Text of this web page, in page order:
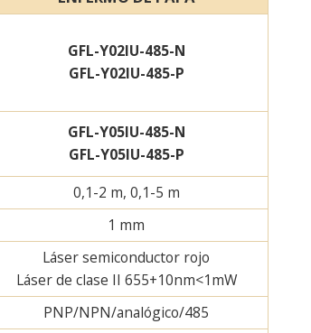
GFL-Y02IU-485-N
GFL-Y02IU-485-P
GFL-Y05IU-485-N
GFL-Y05IU-485-P
0,1-2 m, 0,1-5 m
1 mm
Láser semiconductor rojo
Láser de clase II 655+10nm<1mW
PNP/NPN/analógico/485